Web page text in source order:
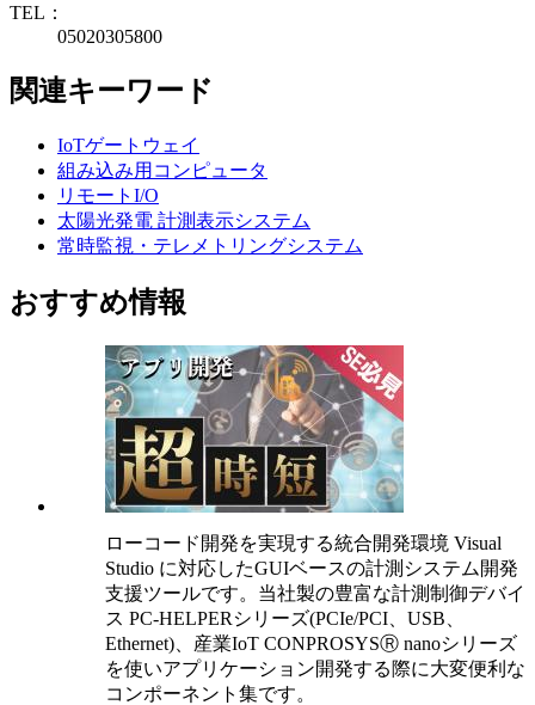
TEL：
05020305800
関連キーワード
IoTゲートウェイ
組み込み用コンピュータ
リモートI/O
太陽光発電 計測表示システム
常時監視・テレメトリングシステム
おすすめ情報
ローコード開発を実現する統合開発環境 Visual
Studio に対応したGUIベースの計測システム開発
支援ツールです。当社製の豊富な計測制御デバイ
ス PC-HELPERシリーズ(PCIe/PCI、USB、
Ethernet)、産業IoT CONPROSYSⓇ nanoシリーズ
を使いアプリケーション開発する際に大変便利な
コンポーネント集です。